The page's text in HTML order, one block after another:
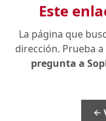
Este
La página que
dirección. Prueba a
pregunta a
←